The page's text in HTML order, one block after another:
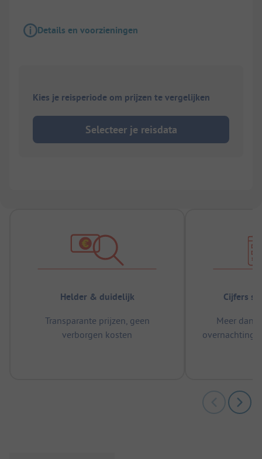
Details en voorzieningen
Kies je reisperiode om prijzen te vergelijken
Selecteer je reisdata
Helder & duidelijk
Transparante prijzen, geen
verborgen kosten
Cijfers
Meer dan